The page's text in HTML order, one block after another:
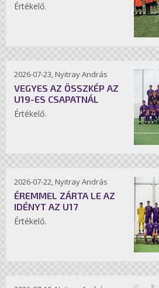
Értékelő.
2026-07-23, Nyitray András
VEGYES AZ ÖSSZKÉP AZ
U19-ES CSAPATNÁL
Értékelő.
2026-07-22, Nyitray András
ÉREMMEL ZÁRTA LE AZ
IDÉNYT AZ U17
Értékelő.